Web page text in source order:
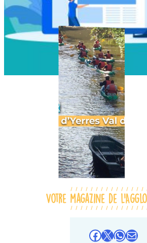
Votre magazine de
Partager sur Facebook Partager sur X Partager sur WhatsApp Partager par e-mail